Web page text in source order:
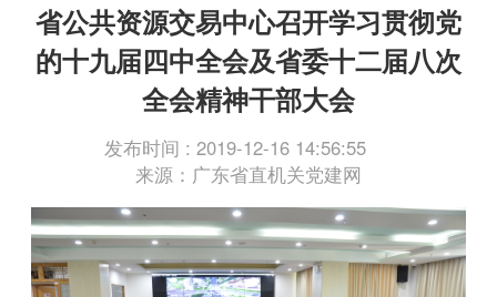
省公共资源交易中心召开学习贯彻党
的十九届四中全会及省委十二届八次
全会精神干部大会
发布时间 : 2019-12-16 14:56:55
来源：广东省直机关党建网